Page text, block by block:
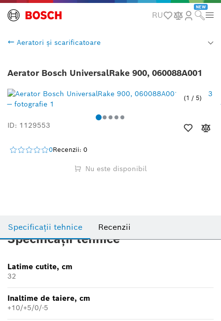
RU
NEW
Aeratori și scarificatoare
Aerator Bosch UniversalRake 900, 060088A001
1 / 5
ID: 1129553
0Recenzii: 0
Nu este disponibil
Specificații tehnice Recenzii
Specificații tehnice
Latime cutite, cm
32
Inaltime de taiere, cm
+10/+5/0/-5